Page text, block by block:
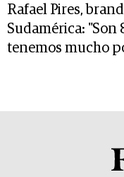
Rafael Pires,
Sudamérica: "Son
tenemos mucho